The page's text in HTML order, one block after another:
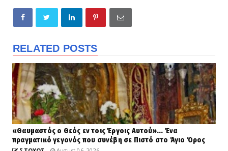
RELATED POSTS
«Θαυμαστός ο Θεός εν τοις Έργοις Αυτού»... Ένα
πραγματικό γεγονός που συνέβη σε Πιστό στο Άγιο Όρος